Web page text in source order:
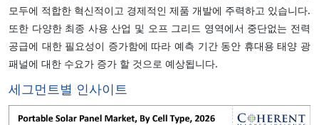
모두에 적합한 혁신적이고 경제적인 제품 개발에 주력하고 있습니다.
또한 다양한 최종 사용 산업 및 오프 그리드 영역에서 중단없는 전력
공급에 대한 필요성이 증가함에 따라 예측 기간 동안 휴대용 태양 광
패널에 대한 수요가 증가 할 것으로 예상됩니다.
세그먼트별 인사이트